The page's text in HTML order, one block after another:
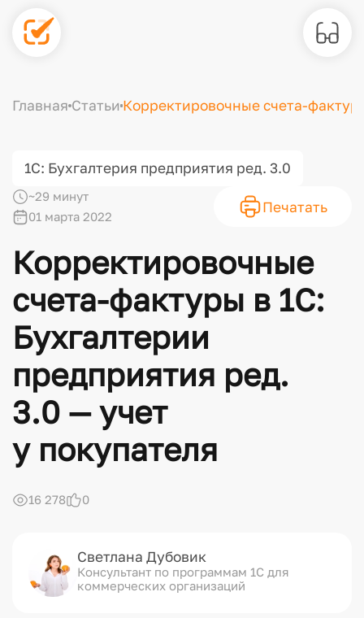
Главная Статьи Корректировочные счета-
1С: Бухгалтерия предприятия ред. 3.0
~29 минут
01 марта 2022
Печатать
Корректировочные
счета-фактуры в 1С:
Бухгалтерии
предприятия ред.
3.0 — учет
у покупателя
16 278 0
Светлана Дубовик
Консультант по программам 1С для
коммерческих организаций